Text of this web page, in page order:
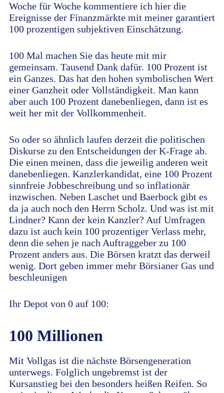
Woche für Woche kommentiere ich hier die
Ereignisse der Finanzmärkte mit meiner garantiert
100 prozentigen subjektiven Einschätzung.
100 Mal machen Sie das heute mit mir
gemeinsam. Tausend Dank dafür. 100 Prozent ist
ein Ganzes. Das hat den hohen symbolischen Wert
einer Ganzheit oder Vollständigkeit. Man kann
aber auch 100 Prozent danebenliegen, dann ist es
weit her mit der Vollkommenheit.
So oder so ähnlich laufen derzeit die politischen
Diskurse zu den Entscheidungen der K-Frage ab.
Die einen meinen, dass die jeweilig anderen weit
danebenliegen. Kanzlerkandidat, eine 100 Prozent
sinnfreie Jobbeschreibung und so inflationär
inzwischen. Neben Laschet und Baerbock gibt es
da ja auch noch den Herrn Scholz. Und was ist mit
Lindner? Kann der kein Kanzler? Auf Umfragen
dazu ist auch kein 100 prozentiger Verlass mehr,
denn die sehen je nach Auftraggeber zu 100
Prozent anders aus. Die Börsen kratzt das derweil
wenig. Dort geben immer mehr Börsianer Gas und
beschleunigen
Ihr Depot von 0 auf 100:
100 Millionen
Mit Vollgas ist die nächste Börsengeneration
unterwegs. Folglich ungebremst ist der
Kursanstieg bei den besonders heißen Reifen. So